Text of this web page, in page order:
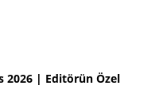
2026 | Editörün Özel